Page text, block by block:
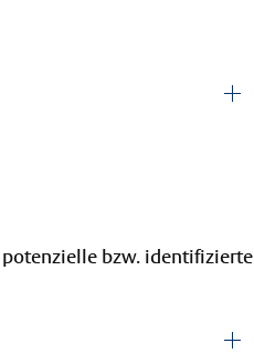
bzw. identifizierte